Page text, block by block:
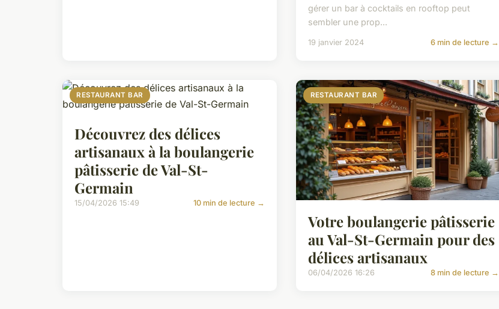
gérer un bar à cocktails en rooftop peut
sembler une prop...
19 janvier 2024 6 min de lecture →
RESTAURANT BAR
Découvrez des délices
artisanaux à la boulangerie
pâtisserie de Val-St-
Germain
15/04/2026 15:49 10 min de lecture →
RESTAURANT BAR
Votre boulangerie pâtisserie
au Val-St-Germain pour des
délices artisanaux
06/04/2026 16:26 8 min de lecture →